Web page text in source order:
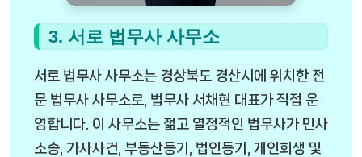
3. 서로 법무사 사무소
서로 법무사 사무소는 경상북도 경산시에 위치한 전
문 법무사 사무소로, 법무사 서채현 대표가 직접 운
영합니다. 이 사무소는 젊고 열정적인 법무사가 민사
소송, 가사사건, 부동산등기, 법인등기, 개인회생 및